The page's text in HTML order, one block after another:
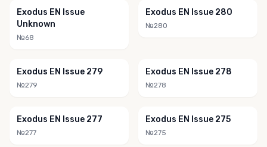
Exodus EN Issue
Unknown
№68
Exodus EN Issue 280
№280
Exodus EN Issue 279
№279
Exodus EN Issue 278
№278
Exodus EN Issue 277
№277
Exodus EN Issue 275
№275